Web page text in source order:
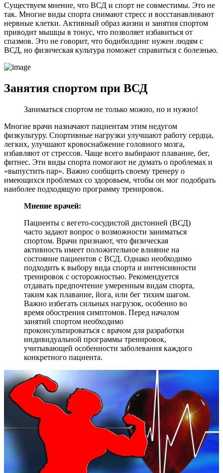
Существуем мнение, что ВСД и спорт не совместимы. Это не
так. Многие виды спорта снимают стресс и восстанавливают
нервные клетки. Активный образ жизни и занятия спортом
приводит мышцы в тонус, что позволяет избавиться от
спазмов. Это не говорит, что бодибилдинг нужен людям с
ВСД, но физическая культура поможет справиться с болезнью.
Занятия спортом при ВСД
Заниматься спортом не только можно, но и нужно!
Многие врачи назначают пациентам этим недугом
физкультуру. Спортивные нагрузки улучшают работу сердца,
легких, улучшают кровоснабжение головного мозга,
избавляют от стрессов. Чаще всего выбирают плавание, бег,
фитнес. Эти виды спорта помогают не думать о проблемах и
«выпустить пар». Важно сообщить своему тренеру о
имеющихся проблемах со здоровьем, чтобы он мог подобрать
наиболее подходящую программу тренировок.
Мнение врачей:
Пациенты с вегето-сосудистой дистонией (ВСД)
часто задают вопрос о возможности заниматься
спортом. Врачи признают, что физическая
активность имеет положительное влияние на
состояние пациентов с ВСД. Однако необходимо
подходить к выбору вида спорта и интенсивности
тренировок с осторожностью. Рекомендуется
отдавать предпочтение умеренным видам спорта,
таким как плавание, йога, или бег тихим шагом.
Важно избегать сильных нагрузок, особенно во
время обострения симптомов. Перед началом
занятий спортом необходимо
проконсультироваться с врачом для разработки
индивидуальной программы тренировок,
учитывающей особенности заболевания каждого
конкретного пациента.